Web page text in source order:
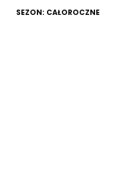
SEZON: CAŁOROCZNE